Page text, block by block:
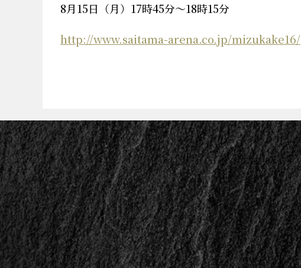
8月15日（月）17時45分～18時15分
http://www.saitama-arena.co.jp/mizukake16/